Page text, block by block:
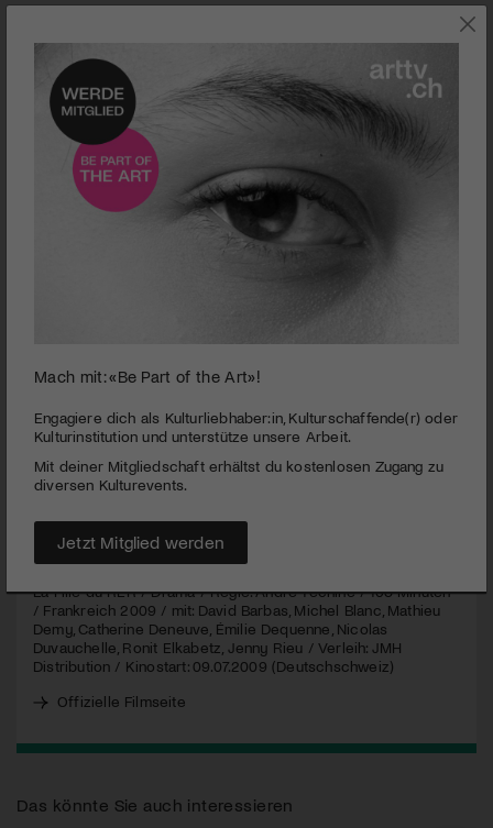
seconds
minute,
seconds
Kino | La Fille du RER
PUBLIZIERT AM 8. JULI 2009
beruhenden Geschichte eines Mädchens, dass scheinbar
zum Opfer eines antisemitischen Angriffs wird.
MEHR
La Fille duRER/ Drama / Regie: André Téchiné / 105 Minuten
/ Frankreich 2009 / mit: David Barbas, Michel Blanc, Mathieu
Demy, Catherine Deneuve, Émilie Dequenne, Nicolas
Duvauchelle, Ronit Elkabetz, Jenny Rieu / Verleih: JMH
Distribution / Kinostart: 09.07.2009 (Deutschschweiz)
Offizielle Filmseite
Das könnte Sie auch interessieren
Mach mit: «Be Part of the Art»!
Engagiere dich als Kulturliebhaber:in, Kulturschaffende(r) oder
Kulturinstitution und unterstütze unsere Arbeit.
Mit deiner Mitgliedschaft erhältst du kostenlosen Zugang zu
diversen Kulturevents.
Jetzt Mitglied werden